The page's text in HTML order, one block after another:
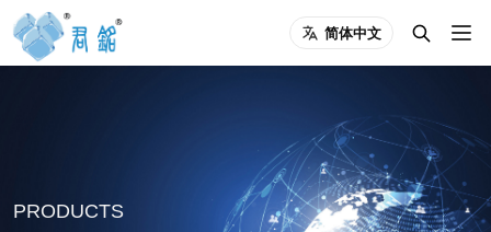
简体中文
PRODUCTS